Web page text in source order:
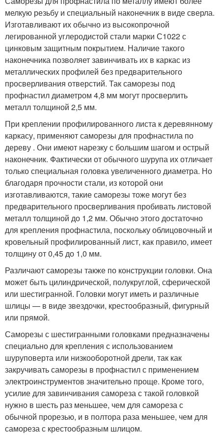
мелкую резьбу и специальный наконечник в виде сверла.
Изготавливают их обычно из высокопрочной
легированной углеродистой стали марки С1022 с
цинковым защитным покрытием. Наличие такого
наконечника позволяет завинчивать их в каркас из
металлических профилей без предварительного
просверливания отверстий. Так саморезы под
профнастил диаметром 4,8 мм могут просверлить
металл толщиной 2,5 мм.
При креплении профилированного листа к деревянному
каркасу, применяют саморезы для профнастила по
дереву . Они имеют нарезку с большим шагом и острый
наконечник. Фактически от обычного шурупа их отличает
только специальная головка увеличенного диаметра. Но
благодаря прочности стали, из которой они
изготавливаются, такие саморезы тоже могут без
предварительного просверливания пробивать листовой
металл толщиной до 1,2 мм. Обычно этого достаточно
для крепления профнастила, поскольку облицовочный и
кровельный профилированный лист, как правило, имеет
толщину от 0,45 до 1,0 мм.
Различают саморезы также по конструкции головки. Она
может быть цилиндрической, полукруглой, сферической
или шестигранной. Головки могут иметь и различные
шлицы — в виде звездочки, крестообразный, фигурный
или прямой.
Саморезы с шестигранными головками предназначены
специально для крепления с использованием
шуруповерта или низкооборотной дрели, так как
закручивать саморезы в профнастил с применением
электроинструментов значительно проще. Кроме того,
усилие для завинчивания самореза с такой головкой
нужно в шесть раз меньшее, чем для самореза с
обычной прорезью, и в полтора раза меньшее, чем для
самореза с крестообразным шлицом.